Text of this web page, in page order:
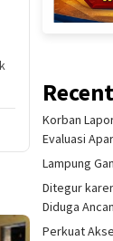
Korban
Evaluasi
Lampung
Ditegur
Diduga
Perkuat